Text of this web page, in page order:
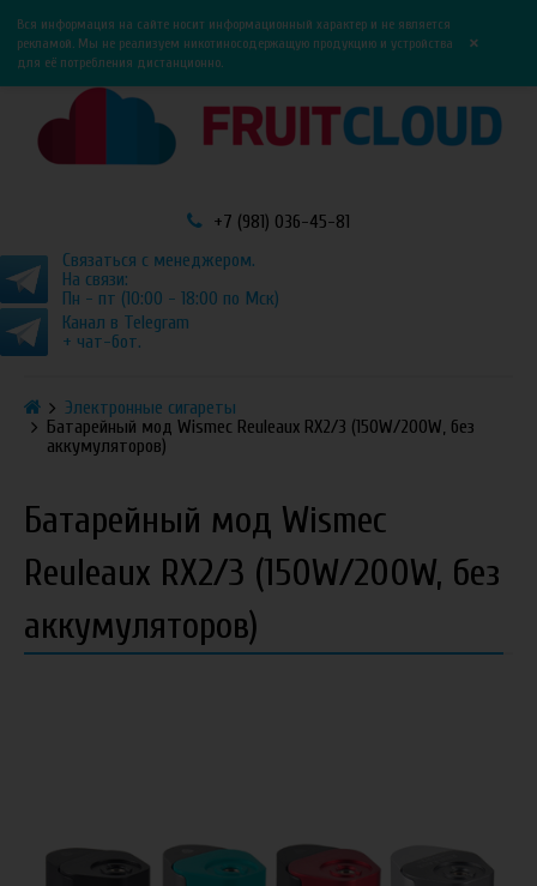
0
Вся информация на сайте носит информационный характер и не является
рекламой. Мы не реализуем никотиносодержащую продукцию и устройства
для её потребления дистанционно.
×
+7 (981) 036-45-81
Связаться с менеджером.
На связи:
Пн - пт (10:00 - 18:00 по Мск)
Канал в Telegram
+ чат-бот.
Электронные сигареты
Батарейный мод Wismec Reuleaux RX2/3 (150W/200W, без
аккумуляторов)
Батарейный мод Wismec
Reuleaux RX2/3 (150W/200W, без
аккумуляторов)